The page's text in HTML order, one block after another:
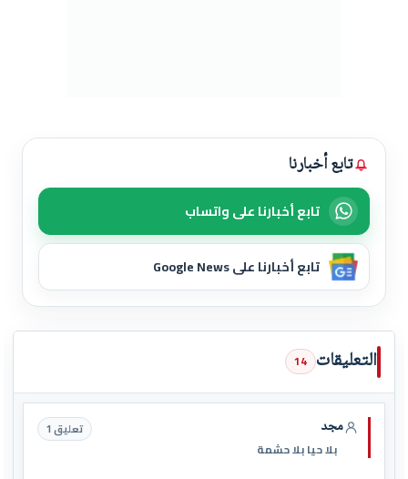
تابع أخبارنا
تابع أخبارنا على واتساب
تابع أخبارنا على Google News
التعليقات 14
مجد
بلا حيا بلا حشمة
تعليق 1